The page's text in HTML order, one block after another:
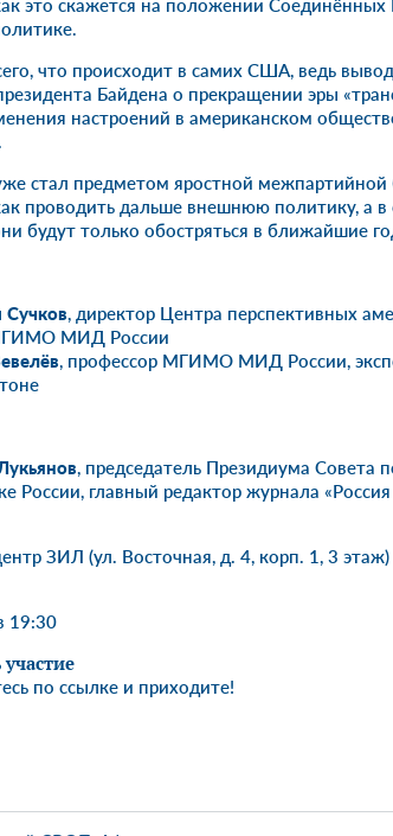
это скажется на положении
что происходит в самих США, ведь
Байдена о прекращении эры
настроений в американском
стал предметом яростной
проводить дальше внешнюю политику, а в
будут только обостряться в ближайшие
, директор Центра перспективных
МИД России
, профессор МГИМО МИД России,
, председатель Президиума Совета
России, главный редактор журнала
ЗИЛ (ул. Восточная, д. 4, корп. 1, 3 этаж)
19:30
по ссылке и приходите!